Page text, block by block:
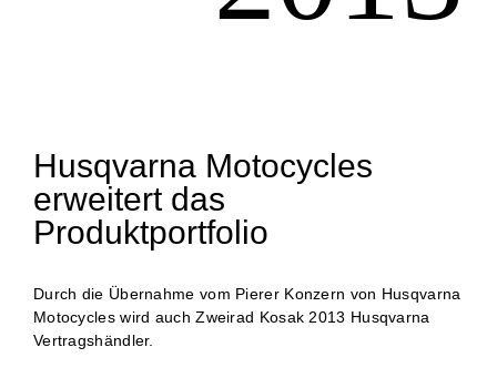
Husqvarna Motocycles
erweitert das
Produktportfolio
Durch die Übernahme vom Pierer Konzern von Husqvarna
Motocycles wird auch Zweirad Kosak 2013 Husqvarna
Vertragshändler.